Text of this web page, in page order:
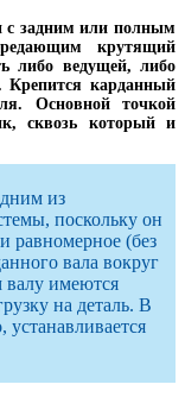
с задним или полным
крутящий
либо ведущей, либо
Крепится карданный
Основной точкой
сквозь который и
из
поскольку он
равномерное (без
вала вокруг
валу имеются
на деталь. В
устанавливается